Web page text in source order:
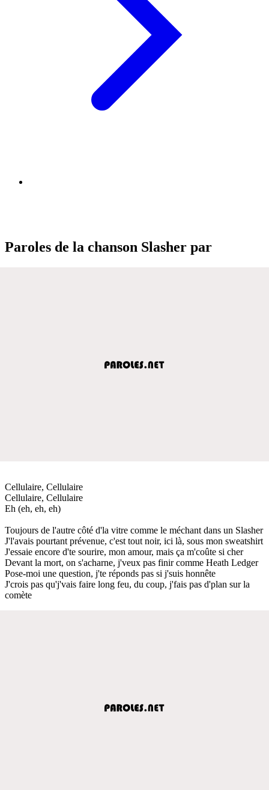
Paroles de la chanson Slasher par
Cellulaire, Cellulaire
Cellulaire, Cellulaire
Eh (eh, eh, eh)
Toujours de l'autre côté d'la vitre comme le méchant dans un Slasher
J'l'avais pourtant prévenue, c'est tout noir, ici là, sous mon sweatshirt
J'essaie encore d'te sourire, mon amour, mais ça m'coûte si cher
Devant la mort, on s'acharne, j'veux pas finir comme Heath Ledger
Pose-moi une question, j'te réponds pas si j'suis honnête
J'crois pas qu'j'vais faire long feu, du coup, j'fais pas d'plan sur la
comète